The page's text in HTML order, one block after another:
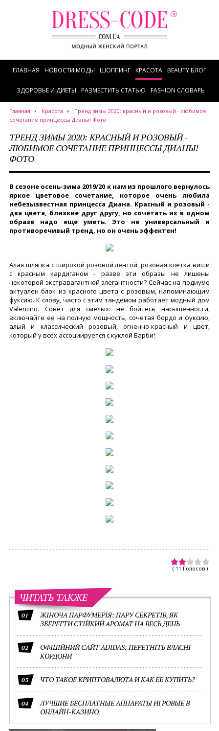
ГЛАВНАЯ НОВОСТИ МОДЫ ШОППИНГ КРАСОТА BEAUTY БЛОГ
ЗДОРОВЬЕ И ДИЕТЫ РАЗМЕСТИТЬ СТАТЬЮ FASHION СЛОВАРЬ
Главная Красота
Тренд зимы 2020: красный и розовый - любимое
сочетание принцессы Дианы! Фото
ТРЕНД ЗИМЫ 2020: КРАСНЫЙ И РОЗОВЫЙ -
ЛЮБИМОЕ СОЧЕТАНИЕ ПРИНЦЕССЫ ДИАНЫ!
ФОТО
В сезоне осень-зима 2019/20 к нам из прошлого вернулось
яркое цветовое сочетание, которое очень любила
небезызвестная принцесса Диана. Красный и розовый -
два цвета, близкие друг другу, но сочетать их в одном
образе надо еще уметь. Это не универсальный и
противоречивый тренд, но он очень эффектен!
Алая шляпка с широкой розовой лентой, розовая клетка виши
с красным кардиганом - разве эти образы не лишены
некоторой экстравагантной элегантности? Сейчас на подиуме
актуален блок из красного цвета с розовым, напоминающим
фуксию. К слову, часто с этим тандемом работает модный дом
Valentino. Совет для смелых: не бойтесь насыщенности,
включайте ее на полную мощность, сочетая бордо и фуксию,
алый и классический розовый, огненно-красный и цвет,
который у всех ассоциируется с куклой Барби!
( 11 Голосов )
ЧИТАТЬ ТАКЖЕ
01
ЖІНОЧА ПАРФУМЕРІЯ: ПАРУ СЕКРЕТІВ, ЯК
ЗБЕРЕГТИ СТІЙКИЙ АРОМАТ НА ВЕСЬ ДЕНЬ
02
ОФІЦІЙНИЙ САЙТ ADIDAS: ПЕРЕТНІТЬ ВЛАСНІ
КОРДОНИ
03 ЧТО ТАКОЕ КРИПТОВАЛЮТА И КАК ЕЕ КУПИТЬ?
04
ЛУЧШИЕ БЕСПЛАТНЫЕ АППАРАТЫ ИГРОВЫЕ В
ОНЛАЙН-КАЗИНО